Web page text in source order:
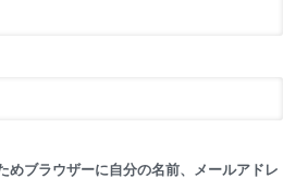
めブラウザーに自分の名前、メールアドレ